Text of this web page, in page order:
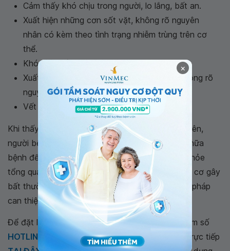
Cảm thấy khó chịu trong người, lo lắng, bất an.
Xuất hiện những cơn sốt vặt, không rõ nguyên
nhân có kèm theo tình trạng nhiễm trùng trên cơ
thể.
Khó thở, yếu cơ.
Xuất hiện những vết bầm tím trên cơ thể không rõ
nguyên nhân.
Vết thương trên cơ thể lâu lành.
Khi thấy cơ thể có những dấu hiệu bất thường trên,
người bệnh nên chủ động tới cơ sở y tế khám chữa
bệnh để được xét nghiệm máu. Nên khám sức khỏe
tổng quát định kỳ nhằm phát hiện sớm các nguy cơ gây
bất thường các thành phần của máu để có biện pháp
can thiệp kịp thời.
Để đặt lịch khám tại viện, Quý khách vui lòng bấm số
HOTLINE
, đặt muaGÓI DỊCH VỤhoặc đặt lịch trực tiếp
×